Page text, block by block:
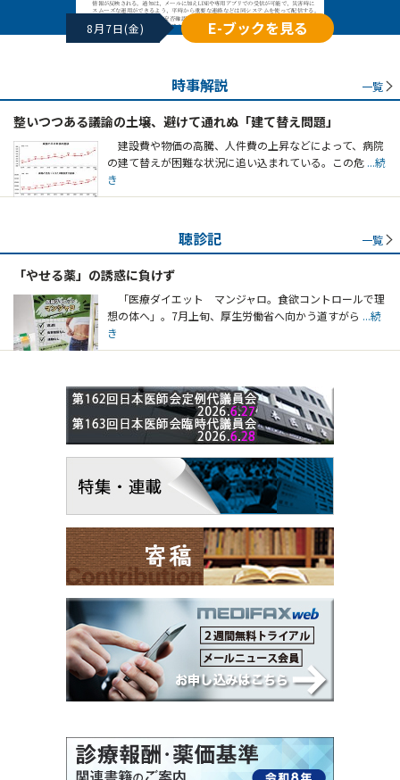
8月7日(金) E-ブックを見る
時事解説 一覧
整いつつある議論の土壌、避けて通れぬ「建て替え問題」
建設費や物価の高騰、人件費の上昇などによって、病院
の建て替えが困難な状況に追い込まれている。この危 ...続
き
聴診記 一覧
「やせる薬」の誘惑に負けず
「医療ダイエット マンジャロ。食欲コントロールで理
想の体へ」。7月上旬、厚生労働省へ向かう道すがら ...続
き